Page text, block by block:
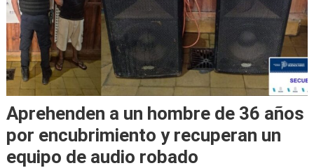
Aprehenden a un hombre de 36 años
por encubrimiento y recuperan un
equipo de audio robado